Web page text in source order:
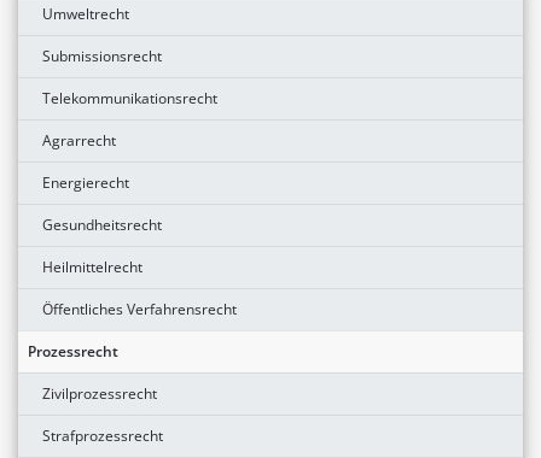
Umweltrecht
Submissionsrecht
Telekommunikationsrecht
Agrarrecht
Energierecht
Gesundheitsrecht
Heilmittelrecht
Öffentliches Verfahrensrecht
Prozessrecht
Zivilprozessrecht
Strafprozessrecht